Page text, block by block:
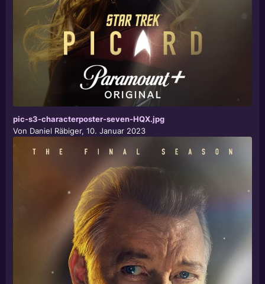
pic-s3-characterposter-seven-HQX.jpg
Von Daniel Räbiger, 10. Januar 2023